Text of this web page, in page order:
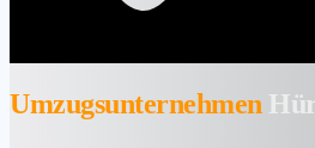
Umzugsunternehmen